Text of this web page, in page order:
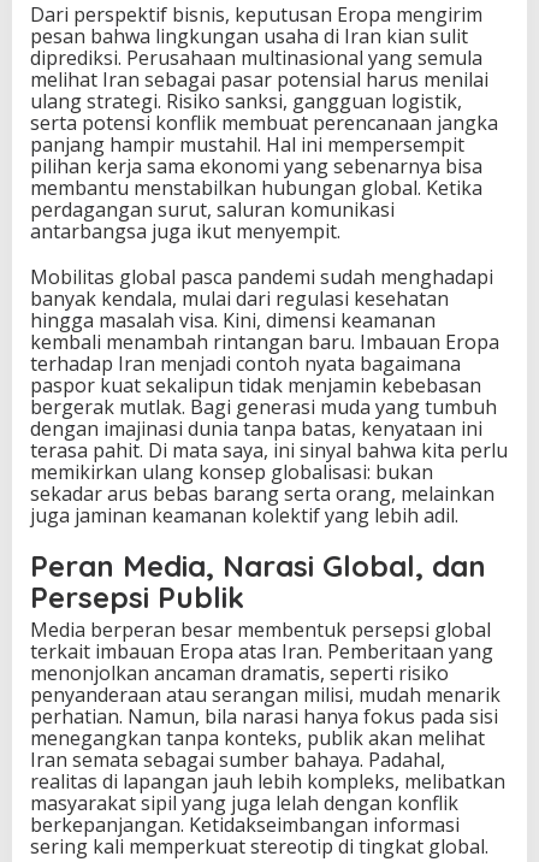
Dari perspektif bisnis, keputusan Eropa mengirim
pesan bahwa lingkungan usaha di Iran kian sulit
diprediksi. Perusahaan multinasional yang semula
melihat Iran sebagai pasar potensial harus menilai
ulang strategi. Risiko sanksi, gangguan logistik,
serta potensi konflik membuat perencanaan jangka
panjang hampir mustahil. Hal ini mempersempit
pilihan kerja sama ekonomi yang sebenarnya bisa
membantu menstabilkan hubungan global. Ketika
perdagangan surut, saluran komunikasi
antarbangsa juga ikut menyempit.
Mobilitas global pasca pandemi sudah menghadapi
banyak kendala, mulai dari regulasi kesehatan
hingga masalah visa. Kini, dimensi keamanan
kembali menambah rintangan baru. Imbauan Eropa
terhadap Iran menjadi contoh nyata bagaimana
paspor kuat sekalipun tidak menjamin kebebasan
bergerak mutlak. Bagi generasi muda yang tumbuh
dengan imajinasi dunia tanpa batas, kenyataan ini
terasa pahit. Di mata saya, ini sinyal bahwa kita perlu
memikirkan ulang konsep globalisasi: bukan
sekadar arus bebas barang serta orang, melainkan
juga jaminan keamanan kolektif yang lebih adil.
Peran Media, Narasi Global, dan
Persepsi Publik
Media berperan besar membentuk persepsi global
terkait imbauan Eropa atas Iran. Pemberitaan yang
menonjolkan ancaman dramatis, seperti risiko
penyanderaan atau serangan milisi, mudah menarik
perhatian. Namun, bila narasi hanya fokus pada sisi
menegangkan tanpa konteks, publik akan melihat
Iran semata sebagai sumber bahaya. Padahal,
realitas di lapangan jauh lebih kompleks, melibatkan
masyarakat sipil yang juga lelah dengan konflik
berkepanjangan. Ketidakseimbangan informasi
sering kali memperkuat stereotip di tingkat global.